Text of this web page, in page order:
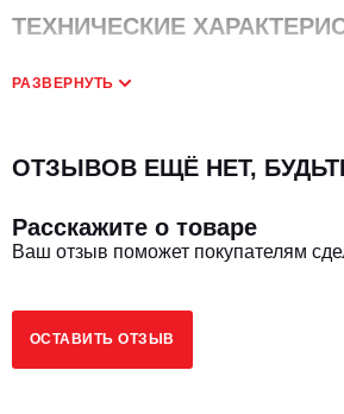
ТЕХНИЧЕСКИЕ
Размер шин
Исполнение шины
Тип шин
РАЗВЕРНУТЬ
ОТЗЫВОВ ЕЩЁ НЕТ,
Расскажите о товаре
Ваш отзыв поможет покупателям
ОСТАВИТЬ ОТЗЫВ